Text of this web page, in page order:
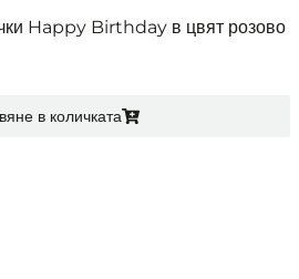
Happy Birthday в цвят розово
в количката